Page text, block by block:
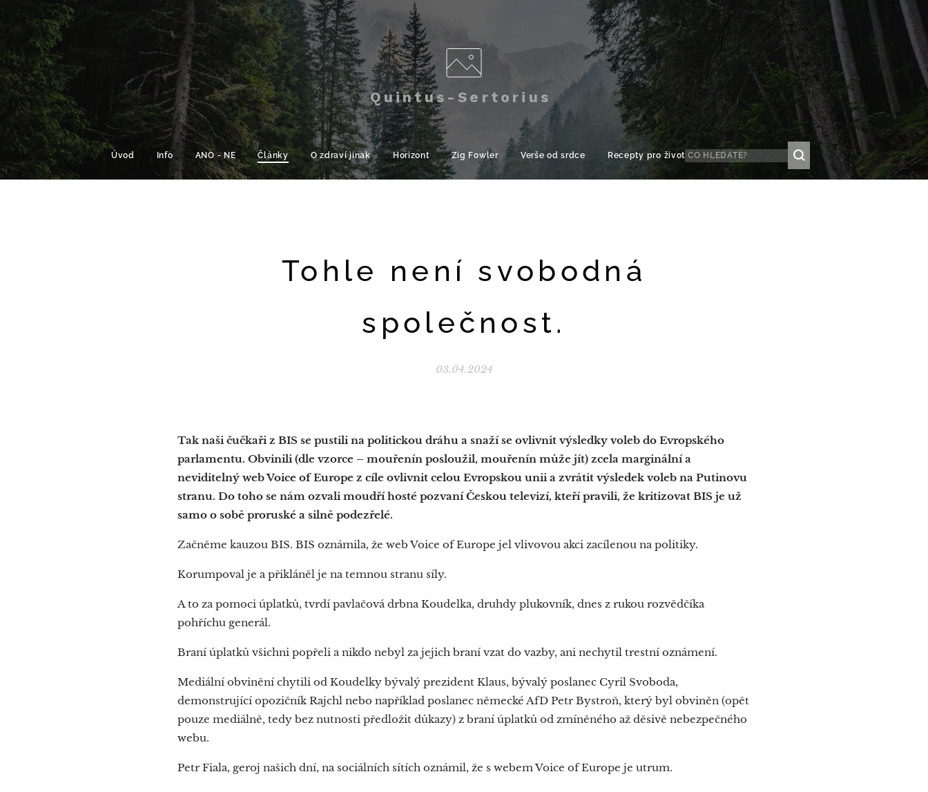
Quintus-Sertorius
Úvod Info ANO - NE Články O zdraví jinak Horizont Zig Fowler Verše od srdce Recepty pro život
Tohle není svobodná
společnost.
03.04.2024
Tak naši čučkaři z BIS se pustili na politickou dráhu a snaží se ovlivnit výsledky voleb do Evropského
parlamentu. Obvinili (dle vzorce – mouřenín posloužil, mouřenín může jít) zcela marginální a
neviditelný web Voice of Europe z cíle ovlivnit celou Evropskou unii a zvrátit výsledek voleb na Putinovu
stranu. Do toho se nám ozvali moudří hosté pozvaní Českou televizí, kteří pravili, že kritizovat BIS je už
samo o sobě proruské a silně podezřelé.
Začněme kauzou BIS. BIS oznámila, že web Voice of Europe jel vlivovou akci zacílenou na politiky.
Korumpoval je a přikláněl je na temnou stranu síly.
A to za pomoci úplatků, tvrdí pavlačová drbna Koudelka, druhdy plukovník, dnes z rukou rozvědčíka
pohříchu generál.
Braní úplatků všichni popřeli a nikdo nebyl za jejich braní vzat do vazby, ani nechytil trestní oznámení.
Mediální obvinění chytili od Koudelky bývalý prezident Klaus, bývalý poslanec Cyril Svoboda,
demonstrující opozičník Rajchl nebo například poslanec německé AfD Petr Bystroň, který byl obviněn (opět
pouze mediálně, tedy bez nutnosti předložit důkazy) z braní úplatků od zmíněného až děsivě nebezpečného
webu.
Petr Fiala, geroj našich dní, na sociálních sítích oznámil, že s webem Voice of Europe je utrum.